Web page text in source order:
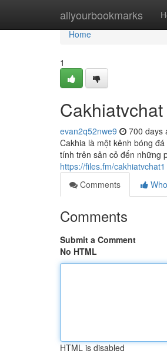
allyourbookmarks
Home
Home
1
Cakhiatvchat
evan2q52nwe9 700 days
Cakhia là một kênh bóng
tính trên sân cỏ đến những
https://files.fm/cakhiatvchat1
Comments
Comments
Submit a Comment
No HTML
HTML is disabled